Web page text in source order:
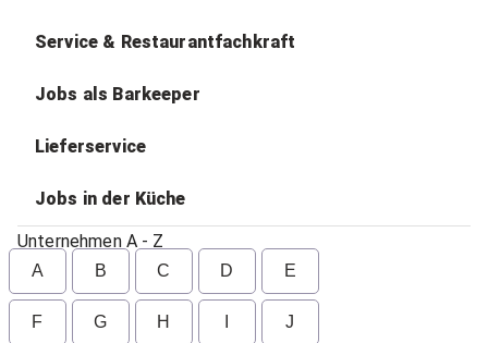
Service & Restaurantfachkraft
Jobs als Barkeeper
Lieferservice
Jobs in der Küche
Unternehmen A - Z
A B C D E
F G H J